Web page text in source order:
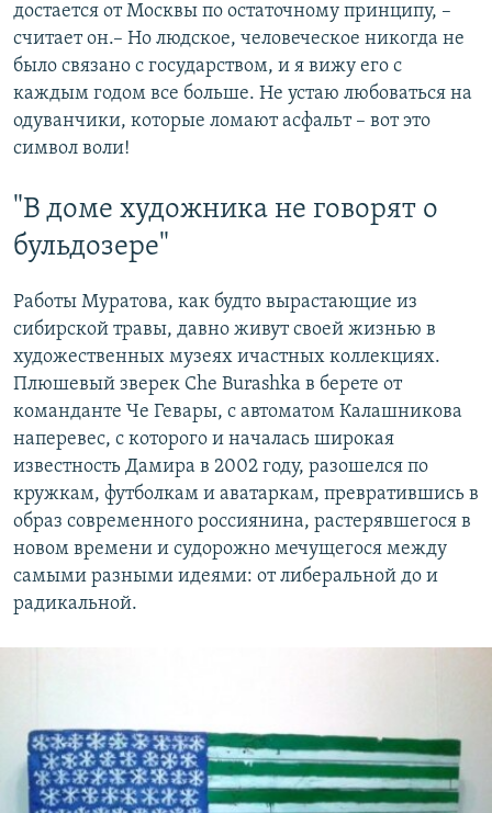
достается от Москвы по остаточному принципу, –
считает он.– Но людское, человеческое никогда не
было связано с государством, и я вижу его с
каждым годом все больше. Не устаю любоваться на
одуванчики, которые ломают асфальт – вот это
символ воли!
"В доме художника не говорят о
бульдозере"
Работы Муратова, как будто вырастающие из
сибирской травы, давно живут своей жизнью в
художественных музеях ичастных коллекциях.
Плюшевый зверек Che Burashka в берете от
команданте Че Гевары, с автоматом Калашникова
наперевес, с которого и началась широкая
известность Дамира в 2002 году, разошелся по
кружкам, футболкам и аватаркам, превратившись в
образ современного россиянина, растерявшегося в
новом времени и судорожно мечущегося между
самыми разными идеями: от либеральной до и
радикальной.